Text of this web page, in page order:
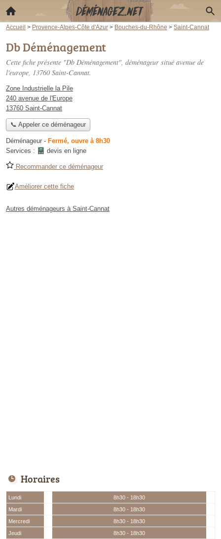
Accueil > Provence-Alpes-Côte d'Azur > Bouches-du-Rhône > Saint-Cannat
Db Déménagement
Cette fiche présente "Db Déménagement", déménageur situé avenue de
l'europe, 13760 Saint-Cannat.
Zone Industrielle la Pile
240 avenue de l'Europe
13760 Saint-Cannat
📞 Appeler ce déménageur
Déménageur - Fermé, ouvre à 8h30
Services :
devis en ligne
Recommander ce déménageur
Améliorer cette fiche
Autres déménageurs à Saint-Cannat
Horaires
Lundi
8h30 - 18h30
Mardi
8h30 - 18h30
Mercredi
8h30 - 18h30
Jeudi
8h30 - 18h30